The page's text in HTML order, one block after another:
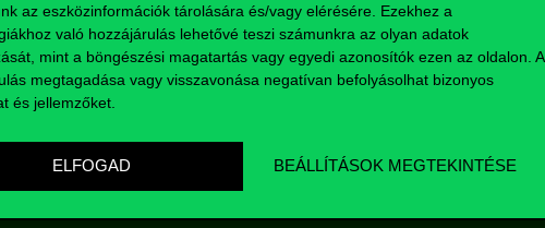
az eszközinformációk tárolására és/vagy elérésére. Ezekhez a
való hozzájárulás lehetővé teszi számunkra az olyan adatok
mint a böngészési magatartás vagy egyedi azonosítók ezen az oldalon. A
megtagadása vagy visszavonása negatívan befolyásolhat bizonyos
és jellemzőket.
ELFOGAD BEÁLLÍTÁSOK MEGTEKINTÉSE
részére